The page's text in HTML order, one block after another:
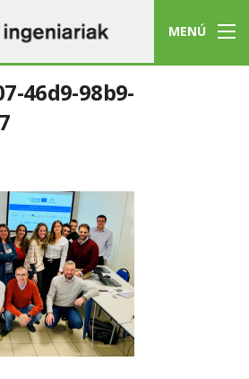
MENÚ
46d9-98b9-